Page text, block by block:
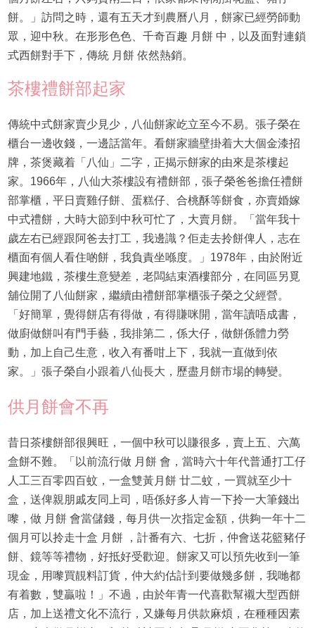
餅。」訪問之時，還有五天才到農曆八月，餅家已經勞師動
眾，迎中秋。在形形色色、千奇百趣 月餅 中，以及面對連鎖
式西餅對手下，傳統 月餅 依然熱銷。
茶樓禮餅部起家
傳統中式餅家賣少見少，八仙餅家屹立至今不易。張子榮在
櫃台一邊收錢，一邊話當年。看餅家牆壁掛着大大個金漆招
牌，茶煲藏着「八仙」二字，正揭示餅家的由來是茶樓起
家。1966年，八仙大茶樓設有禮餅部，張子榮爸爸擔任禮餅
部掌櫃，平日賣雞仔餅、蛋糕仔、合桃酥等餅食，亦賣婚嫁
中式禮餅，大時大節到中秋可忙了，大賣月餅。「當年我十
歲左右已經跟阿爸去打工，我邊識？佢走去拎餅俾人，志在
櫃面有個人看住啲餅，我負責坐喺度。」1978年，由於附近
興建地鐵，茶樓生意變差，老闆結束酒樓部分，在同區另覓
舖位開了八仙餅家，繼續由禮餅部掌櫃張子榮之父經營。
「好簡單，覺得餅店有得做，有得賺咪開，當年讀唔成書，
做廚做餅叫有門手藝，我排第二，係大仔，做餅係體力勞
動，加上自己生意，收入有番咁上下，我就一直做到依
家。」張子榮自小跟着八仙長大，歷盡月餅市場的轉變。
供月餅會不再
昔日茶樓餅部很興旺，一個中秋可以賺很多，賣上五、六萬
盒餅不難。「以前流行做 月餅 會，當時六十年代普通打工仔
人工三百零四百蚊，一盒雙黃月餅 廿二蚊，一買就至少十
盒，送俾親朋戚友同上司，唔係好多人肯一下拎一大筆錢出
嚟，做 月餅 會當儲錢，每月供一次指定金額，供夠一年十二
個月可以拎走十盒 月餅 ，計番有六、七折，仲會送花籃豬仔
餅、鏡等等禮物，好抵好受歡迎。餅家又可以預先收到一筆
現金，用嚟買靚料訂貨，仲大約估計到要做幾多餅，我哋都
有着數，雙贏啦！」不過，由於年青一代喜歡幫襯大型西餅
店，加上送禮文化不流行，又嫌每月供款麻煩，在種種因素